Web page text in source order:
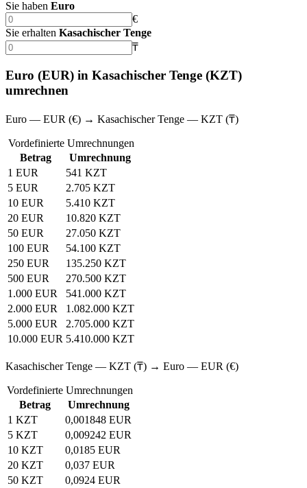
Sie haben Euro
€
Sie erhalten Kasachischer Tenge
₸
Euro (EUR) in Kasachischer Tenge (KZT)
umrechnen
Euro — EUR (€) → Kasachischer Tenge — KZT (₸)
Vordefinierte Umrechnungen
Betrag
Umrechnung
1 EUR
541 KZT
5 EUR
2.705 KZT
10 EUR
5.410 KZT
20 EUR
10.820 KZT
50 EUR
27.050 KZT
100 EUR
54.100 KZT
250 EUR
135.250 KZT
500 EUR
270.500 KZT
1.000 EUR
541.000 KZT
2.000 EUR
1.082.000 KZT
5.000 EUR
2.705.000 KZT
10.000 EUR 5.410.000 KZT
Kasachischer Tenge — KZT (₸) → Euro — EUR (€)
Vordefinierte Umrechnungen
Betrag
Umrechnung
1 KZT
0,001848 EUR
5 KZT
0,009242 EUR
10 KZT
0,0185 EUR
20 KZT
0,037 EUR
50 KZT
0,0924 EUR